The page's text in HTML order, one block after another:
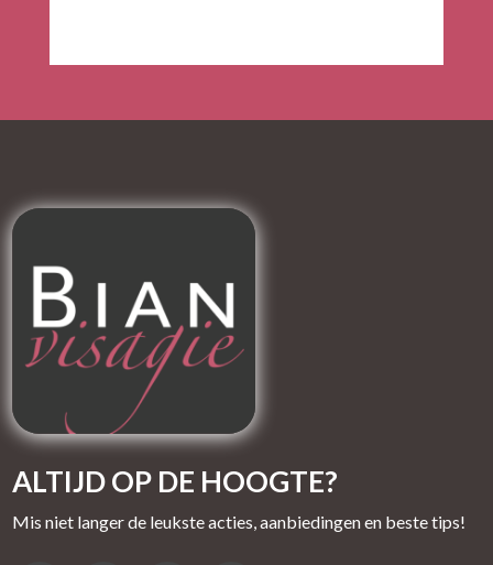
ALTIJD OP DE HOOGTE?
Mis niet langer de leukste acties, aanbiedingen en beste tips!